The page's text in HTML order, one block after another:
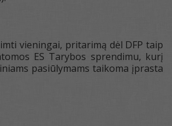
vieningai, pritarimą dėl DFP taip
ES Tarybos sprendimu, kurį
pasiūlymams taikoma įprasta